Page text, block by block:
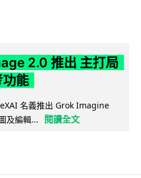
2.0 推出 主打局
能
名義推出 Grok Imagine
及編輯...
閱讀全文